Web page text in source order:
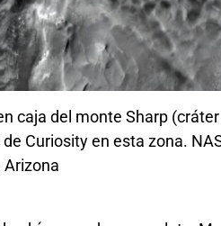
caja del monte Sharp
Curiosity en esta zona.
Arizona